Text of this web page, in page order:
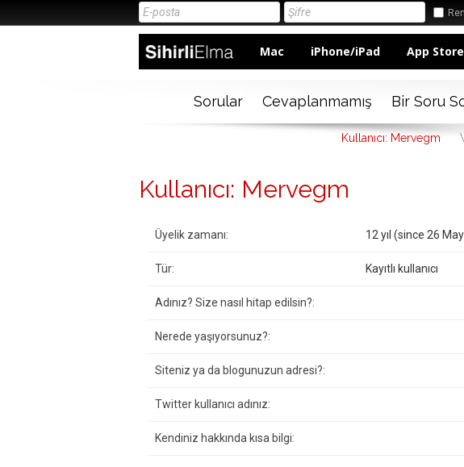
Mac iPhone/iPad App Store
Sorular Cevaplanmamış Bir Soru
Kullanıcı: Mervegm
Kullanıcı: Mervegm
Üyelik zamanı: 12 yıl (since 26
Tür: Kayıtlı kullanıcı
Adınız? Size nasıl hitap edilsin?:
Nerede yaşıyorsunuz?:
Siteniz ya da blogunuzun adresi?:
Twitter kullanıcı adınız:
Kendiniz hakkında kısa bilgi: